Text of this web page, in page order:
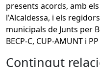
presents acords, amb
l'Alcaldessa, i els
municipals de Junts per
BECP-C, CUP-AMUNT i PP
Contingut